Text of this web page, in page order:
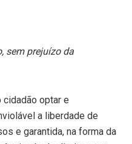
sem prejuízo da
optar e
a liberdade de
e garantida, na forma da